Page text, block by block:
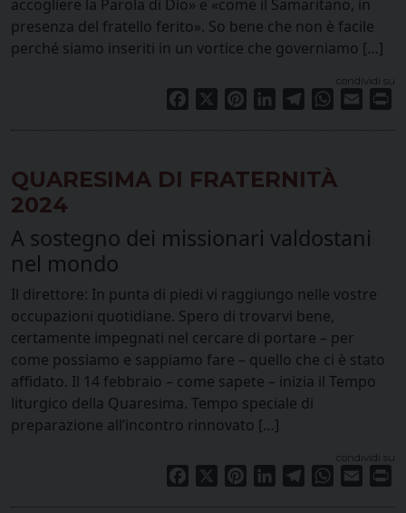
accogliere la Parola di Dio» e «come il Samaritano, in
presenza del fratello ferito». So bene che non è facile
perché siamo inseriti in un vortice che governiamo […]
condividi su
Facebook PinterestLinkedInTelegramWhatsApp
Email
QUARESIMA DI FRATERNITÀ
2024
A sostegno dei missionari valdostani
nel mondo
Il direttore: In punta di piedi vi raggiungo nelle vostre
occupazioni quotidiane. Spero di trovarvi bene,
certamente impegnati nel cercare di portare – per
come possiamo e sappiamo fare – quello che ci è stato
affidato. Il 14 febbraio – come sapete – inizia il Tempo
liturgico della Quaresima. Tempo speciale di
preparazione all’incontro rinnovato […]
condividi su
Facebook PinterestLinkedInTelegramWhatsApp
Email